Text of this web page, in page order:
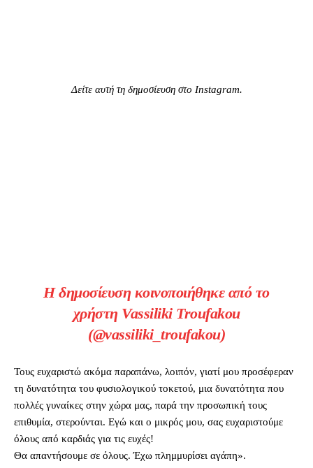
Δείτε αυτή τη δημοσίευση στο Instagram.
Η δημοσίευση κοινοποιήθηκε από το
χρήστη Vassiliki Troufakou
(@vassiliki_troufakou)
Τους ευχαριστώ ακόμα παραπάνω, λοιπόν, γιατί μου προσέφεραν
τη δυνατότητα του φυσιολογικού τοκετού, μια δυνατότητα που
πολλές γυναίκες στην χώρα μας, παρά την προσωπική τους
επιθυμία, στερούνται. Εγώ και ο μικρός μου, σας ευχαριστούμε
όλους από καρδιάς για τις ευχές!
Θα απαντήσουμε σε όλους. Έχω πλημμυρίσει αγάπη».